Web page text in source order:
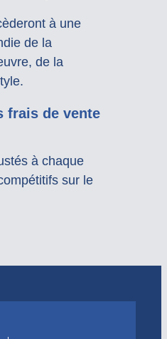
à une
de la
de la
frais de vente
à chaque
sur le